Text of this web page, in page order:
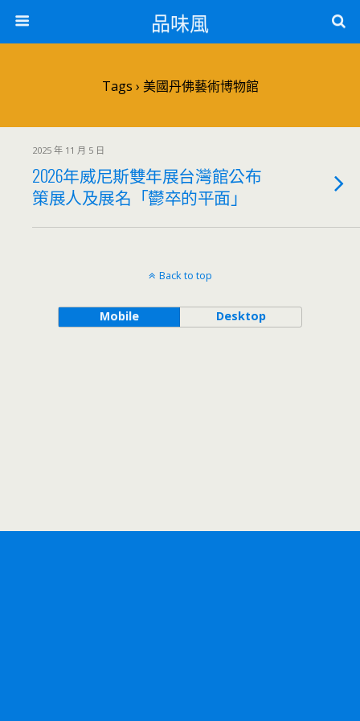
品味風
Tags › 美國丹佛藝術博物館
2025 年 11 月 5 日
2026年威尼斯雙年展台灣館公布
策展人及展名「鬱卒的平面」
Back to top
Mobile Desktop